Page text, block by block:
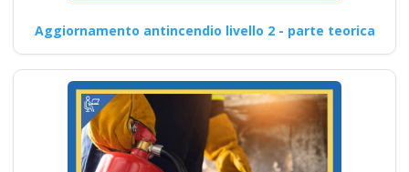
Aggiornamento antincendio livello 2 - parte teorica